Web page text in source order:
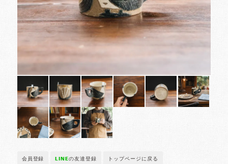
会員登録 LINEの友達登録 トップページに戻る